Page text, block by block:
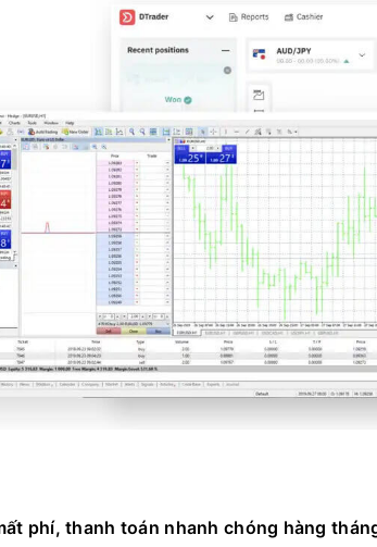
phí, thanh toán nhanh chóng hàng